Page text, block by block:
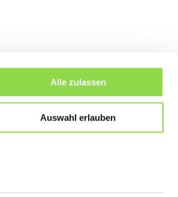
Alle zulassen
Auswahl erlauben